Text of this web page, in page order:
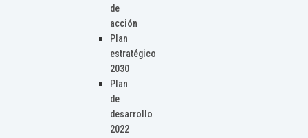
de
acción
Plan
estratégico
2030
Plan
de
desarrollo
2022